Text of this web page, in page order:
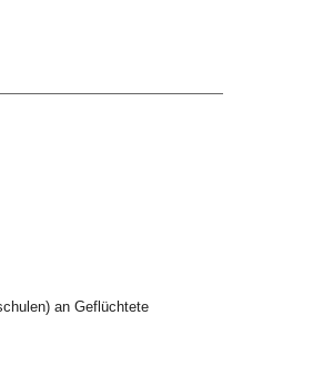
an Geflüchtete